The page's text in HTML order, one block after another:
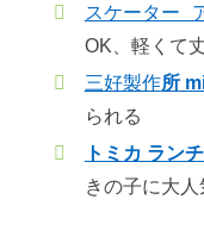
スケーター
OK、軽くて
三好製作所
られる
トミカ ラン
きの子に大人